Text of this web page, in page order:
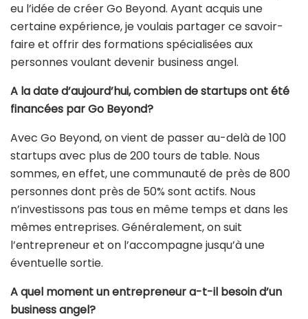
eu l’idée de créer Go Beyond. Ayant acquis une
certaine expérience, je voulais partager ce savoir-
faire et offrir des formations spécialisées aux
personnes voulant devenir business angel.
A la date d’aujourd’hui, combien de startups ont été
financées par Go Beyond?
Avec Go Beyond, on vient de passer au-delà de 100
startups avec plus de 200 tours de table. Nous
sommes, en effet, une communauté de près de 800
personnes dont près de 50% sont actifs. Nous
n’investissons pas tous en même temps et dans les
mêmes entreprises. Généralement, on suit
l’entrepreneur et on l’accompagne jusqu’à une
éventuelle sortie.
A quel moment un entrepreneur a-t-il besoin d’un
business angel?